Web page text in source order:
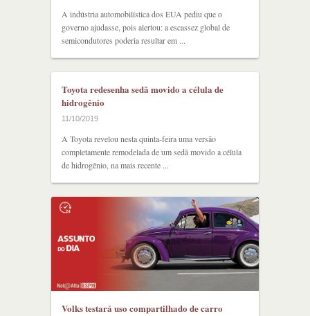
A indústria automobilística dos EUA pediu que o
governo ajudasse, pois alertou: a escassez global de
semicondutores poderia resultar em ...
Toyota redesenha sedã movido a célula de
hidrogênio
11/10/2019
A Toyota revelou nesta quinta-feira uma versão
completamente remodelada de um sedã movido a célula
de hidrogênio, na mais recente ...
Volks testará uso compartilhado de carro